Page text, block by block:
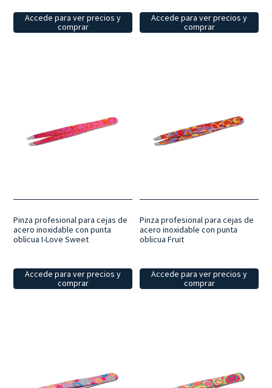
Accede para ver precios y
comprar
Accede para ver precios y
comprar
Pinza profesional para cejas de
acero inoxidable con punta
oblicua I-Love Sweet
Accede para ver precios y
comprar
Pinza profesional para cejas de
acero inoxidable con punta
oblicua Fruit
Accede para ver precios y
comprar